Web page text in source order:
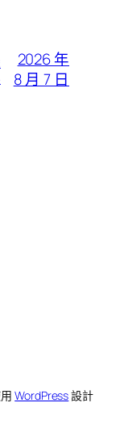
2026 年
8 月 7 日
WordPress設計